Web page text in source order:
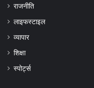
राजनीति
लाइफस्टाइल
व्यापार
शिक्षा
स्पोर्ट्स